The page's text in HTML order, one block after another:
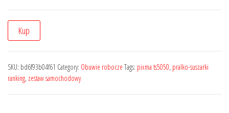
Kup
SKU: bd6f93b04f61 Category: Obuwie robocze Tags: pixma ts5050, pralko-suszarki
ranking, zestaw samochodowy